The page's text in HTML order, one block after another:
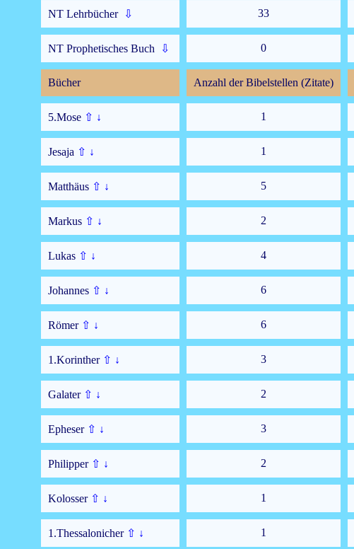
NT Lehrbücher ⇩ 33
NT Prophetisches Buch ⇩ 0
Bücher Anzahl der Bibelstellen (Zitate)
5.Mose⇧ ↓ 1
Jesaja ⇧ ↓ 1
Matthäus⇧ ↓ 5
Markus⇧ ↓ 2
Lukas⇧ ↓ 4
Johannes⇧ ↓ 6
Römer⇧ ↓ 6
1.Korinther⇧ ↓ 3
Galater⇧ ↓ 2
Epheser⇧ ↓ 3
Philipper⇧ ↓ 2
Kolosser⇧ ↓ 1
1.Thessalonicher⇧ ↓ 1